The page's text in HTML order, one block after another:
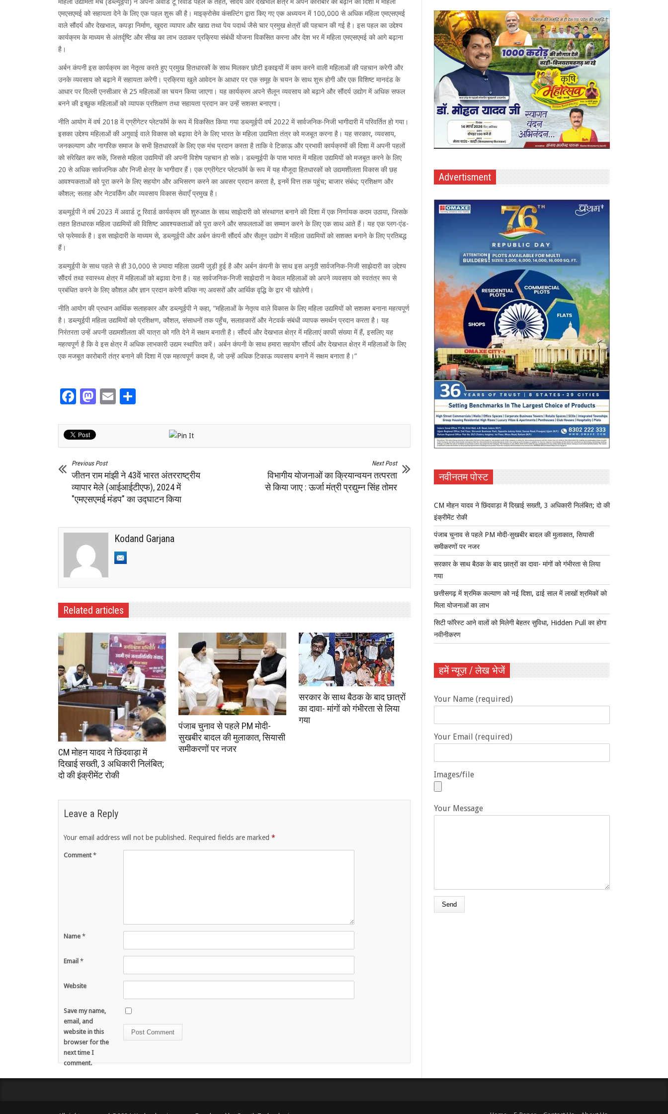
एमएसएमई को सहायता देने के लिए एक पहल शुरू की है। माइक्रोसेव कंसल्टिंग द्वारा किए गए एक अध्ययन में 100,000 से अधिक महिला एमएसएमई
वाले सौंदर्य और देखभाल, कपड़ा निर्माण, खुदरा व्यापार और खाद्य तथा पेय पदार्थ जैसे चार प्रमुख क्षेत्रों की पहचान की गई है। इस पहल का उद्देश्य
कार्यक्रम के माध्यम से अंतर्दृष्टि और सीख का लाभ उठाकर प्रक्रिया संबंधी योजना विकसित करना और देश भर में महिला एमएसएमई को आगे बढ़ाना
है।
अर्बन कंपनी इस कार्यक्रम का नेतृत्व करते हुए प्रमुख हितधारकों के साथ मिलकर छोटी इकाइयों में काम करने वाली महिलाओं की पहचान करेगी और
उनके व्यवसाय को बढ़ाने में सहायता करेगी। प्रक्रिया खुले आवेदन के आधार पर एक समूह के चयन के साथ शुरू होगी और एक विशिष्ट मानदंड के
आधार पर दिल्ली एनसीआर से 25 महिलाओं का चयन किया जाएगा। यह कार्यक्रम अपने सैलून व्यवसाय को बढ़ाने और सौंदर्य उद्योग में अधिक सफल
बनने की इच्छुक महिलाओं को व्यापक प्रशिक्षण तथा सहायता प्रदान कर उन्हें सशक्त बनाएगा।
नीति आयोग में वर्ष 2018 में एग्रीगेटर प्लेटफॉर्म के रूप में विकसित किया गया डब्ल्यूईपी वर्ष 2022 में सार्वजनिक-निजी भागीदारी में परिवर्तित हो गया।
इसका उद्देश्य महिलाओं की अगुवाई वाले विकास को बढ़ावा देने के लिए भारत के महिला उद्यमिता तंत्र को मजबूत करना है। यह सरकार, व्यवसाय,
जनकल्याण और नागरिक समाज के सभी हितधारकों के लिए एक मंच प्रदान करता है ताकि वे टिकाऊ और प्रभावी कार्यक्रमों की दिशा में अपनी पहलों
को संरेखित कर सकें, जिससे महिला उद्यमियों की अपनी विशेष पहचान हो सके। डब्ल्यूईपी के पास भारत में महिला उद्यमियों को मजबूत करने के लिए
20 से अधिक सार्वजनिक और निजी क्षेत्र के भागीदार हैं। एक एग्रीगेटर प्लेटफॉर्म के रूप में यह मौजूदा हितधारकों को उद्यमशीलता विकास की छह
आवश्यकताओं को पूरा करने के लिए सहयोग और अभिसरण करने का अवसर प्रदान करता है, इनमें वित्त तक पहुंच; बाजार संबंध; प्रशिक्षण और
कौशल; सलाह और नेटवर्किंग और व्यवसाय विकास सेवाएँ प्रमुख है।
डब्ल्यूईपी ने वर्ष 2023 में अवार्ड टू रिवार्ड कार्यक्रम की शुरुआत के साथ साझेदारी को संस्थागत बनाने की दिशा में एक निर्णायक कदम उठाया, जिसके
तहत हितधारक महिला उद्यमियों की विशिष्ट आवश्यकताओं को पूरा करने और सफलताओं का सम्मान करने के लिए एक साथ आते हैं। यह एक प्लग-एंड-
प्ले फ्रेमवर्क है। इस साझेदारी के माध्यम से, डब्ल्यूईपी और अर्बन कंपनी सौंदर्य और सैलून उद्योग में महिला उद्यमियों को सशक्त बनाने के लिए प्रतिबद्ध
हैं।
डब्ल्यूईपी के साथ पहले से ही 30,000 से ज़्यादा महिला उद्यमी जुड़ी हुई है और अर्बन कंपनी के साथ इस अनूठी सार्वजनिक-निजी साझेदारी का उद्देश्य
सौंदर्य तथा स्वास्थ्य क्षेत्र में महिलाओं को बढ़ावा देना है। यह सार्वजनिक-निजी साझेदारी न केवल महिलाओं को अपने व्यवसाय को स्वतंत्र रूप से
प्रबंधित करने के लिए कौशल और ज्ञान प्रदान करेगी बल्कि नए अवसरों और आर्थिक वृद्धि के द्वार भी खोलेगी।
नीति आयोग की प्रधान आर्थिक सलाहकार और डब्ल्यूईपी ने कहा, “महिलाओं के नेतृत्व वाले विकास के लिए महिला उद्यमियों को सशक्त बनाना महत्वपूर्ण
है। डब्ल्यूईपी महिला उद्यमियों को प्रशिक्षण, कौशल, संसाधनों तक पहुँच, सलाहकारों और नेटवर्क संबंधी व्यापक समर्थन प्रदान करता है। यह
निरंतरता उन्हें अपनी उद्यमशीलता की यात्रा को गति देने में सक्षम बनाती है। सौंदर्य और देखभाल क्षेत्र में महिलाएं काफी संख्या में हैं, इसलिए यह
महत्वपूर्ण है कि वे इस क्षेत्र में अधिक लाभकारी उद्यम स्थापित करें। अर्बन कंपनी के साथ हमारा सहयोग सौंदर्य और देखभाल क्षेत्र में महिलाओं के लिए
एक मजबूत कारोबारी तंत्र बनाने की दिशा में एक महत्वपूर्ण कदम है, जो उन्हें अधिक टिकाऊ व्यवसाय बनाने में सक्षम बनाता है।”
Facebook
Mastodon
Email
Previous Post
जीतन राम मांझी ने 43वें भारत अंतरराष्ट्रीय
व्यापार मेले (आईआईटीएफ), 2024 में
"एमएसएमई मंडप" का उद्घाटन किया
Next Post
विभागीय योजनाओं का क्रियान्वयन तत्परता
से किया जाए : ऊर्जा मंत्री प्रद्युम्न सिंह तोमर
Kodand Garjana
Related articles
CM मोहन यादव ने छिंदवाड़ा में
दिखाई सख्ती, 3 अधिकारी निलंबित;
दो की इंक्रीमेंट रोकी
पंजाब चुनाव से पहले PM मोदी-
सुखबीर बादल की मुलाकात, सियासी
समीकरणों पर नजर
सरकार के साथ बैठक के बाद छात्रों
का दावा- मांगों को गंभीरता से लिया
गया
Leave a Reply
Your email address will not be published. Required fields are marked *
Comment*
Name *
Email *
Website
Save my name,
email, and
website in this
browser for the
next time I
comment.
Advertisment
नवीनतम पोस्ट
CM मोहन यादव ने छिंदवाड़ा में दिखाई सख्ती, 3 अधिकारी निलंबित; दो की
इंक्रीमेंट रोकी
पंजाब चुनाव से पहले PM मोदी-सुखबीर बादल की मुलाकात, सियासी
समीकरणों पर नजर
सरकार के साथ बैठक के बाद छात्रों का दावा- मांगों को गंभीरता से लिया
गया
छत्तीसगढ़ में श्रमिक कल्याण को नई दिशा, ढाई साल में लाखों श्रमिकों को
मिला योजनाओं का लाभ
सिटी फॉरेस्ट आने वालों को मिलेगी बेहतर सुविधा, Hidden Pull का होगा
नवीनीकरण
हमें न्यूज़ / लेख भेजें
Your Name (required)
Your Email (required)
Images/file
Your Message